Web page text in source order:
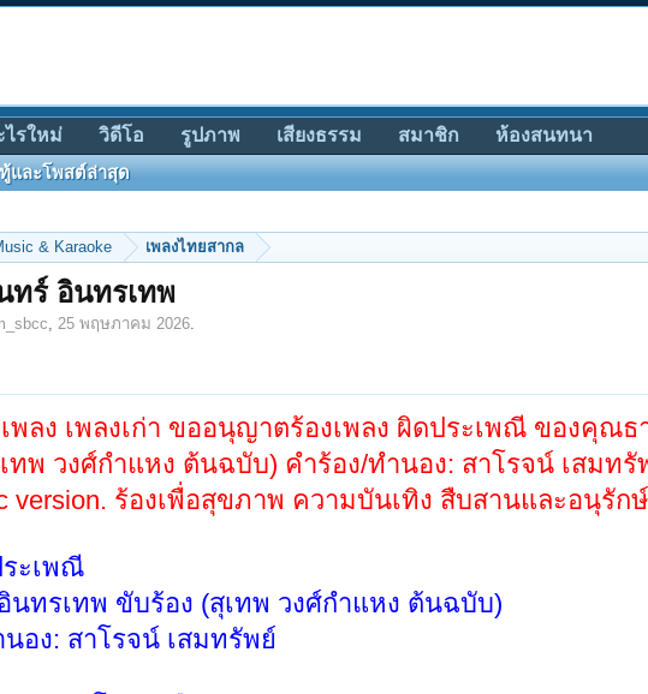
& Karaoke เพลงไทยสากล
ทร์ อินทรเทพ
, 25 พฤษภาคม 2026.
พลง เพลงเก่า ขออนุญาตร้องเพลง ผิดประเพณี ของคุณ
ทพ วงศ์กำแหง ต้นฉบับ) คำร้อง/ทำนอง: สาโรจน์ เสมทรั
version. ร้องเพื่อสุขภาพ ความบันเทิง สืบสานและอนุรักษ์
ระเพณี
นทรเทพ ขับร้อง (สุเทพ วงศ์กำแหง ต้นฉบับ)
อง: สาโรจน์ เสมทรัพย์
และโพสต์ล่าสุด
ไรใหม่ วิดีโอ รูปภาพ เสียงธรรม สมาชิก ห้องสนทนา